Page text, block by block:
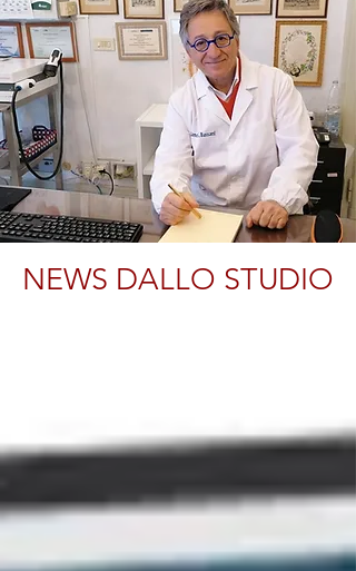
NEWS DALLO STUDIO